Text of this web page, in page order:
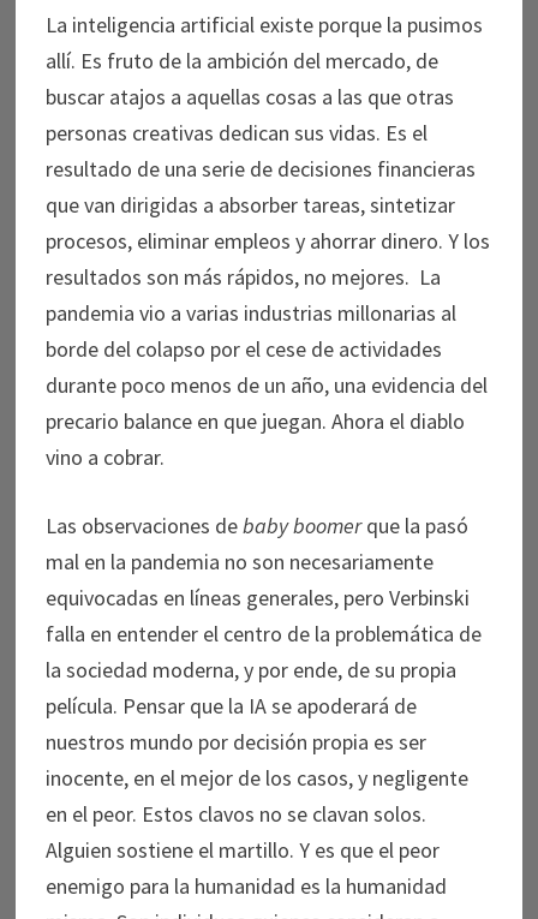
La inteligencia artificial existe porque la pusimos
allí. Es fruto de la ambición del mercado, de
buscar atajos a aquellas cosas a las que otras
personas creativas dedican sus vidas. Es el
resultado de una serie de decisiones financieras
que van dirigidas a absorber tareas, sintetizar
procesos, eliminar empleos y ahorrar dinero. Y los
resultados son más rápidos, no mejores. La
pandemia vio a varias industrias millonarias al
borde del colapso por el cese de actividades
durante poco menos de un año, una evidencia del
precario balance en que juegan. Ahora el diablo
vino a cobrar.
Las observaciones debaby boomerque la pasó
mal en la pandemia no son necesariamente
equivocadas en líneas generales, pero Verbinski
falla en entender el centro de la problemática de
la sociedad moderna, y por ende, de su propia
película. Pensar que la IA se apoderará de
nuestros mundo por decisión propia es ser
inocente, en el mejor de los casos, y negligente
en el peor. Estos clavos no se clavan solos.
Alguien sostiene el martillo. Y es que el peor
enemigo para la humanidad es la humanidad